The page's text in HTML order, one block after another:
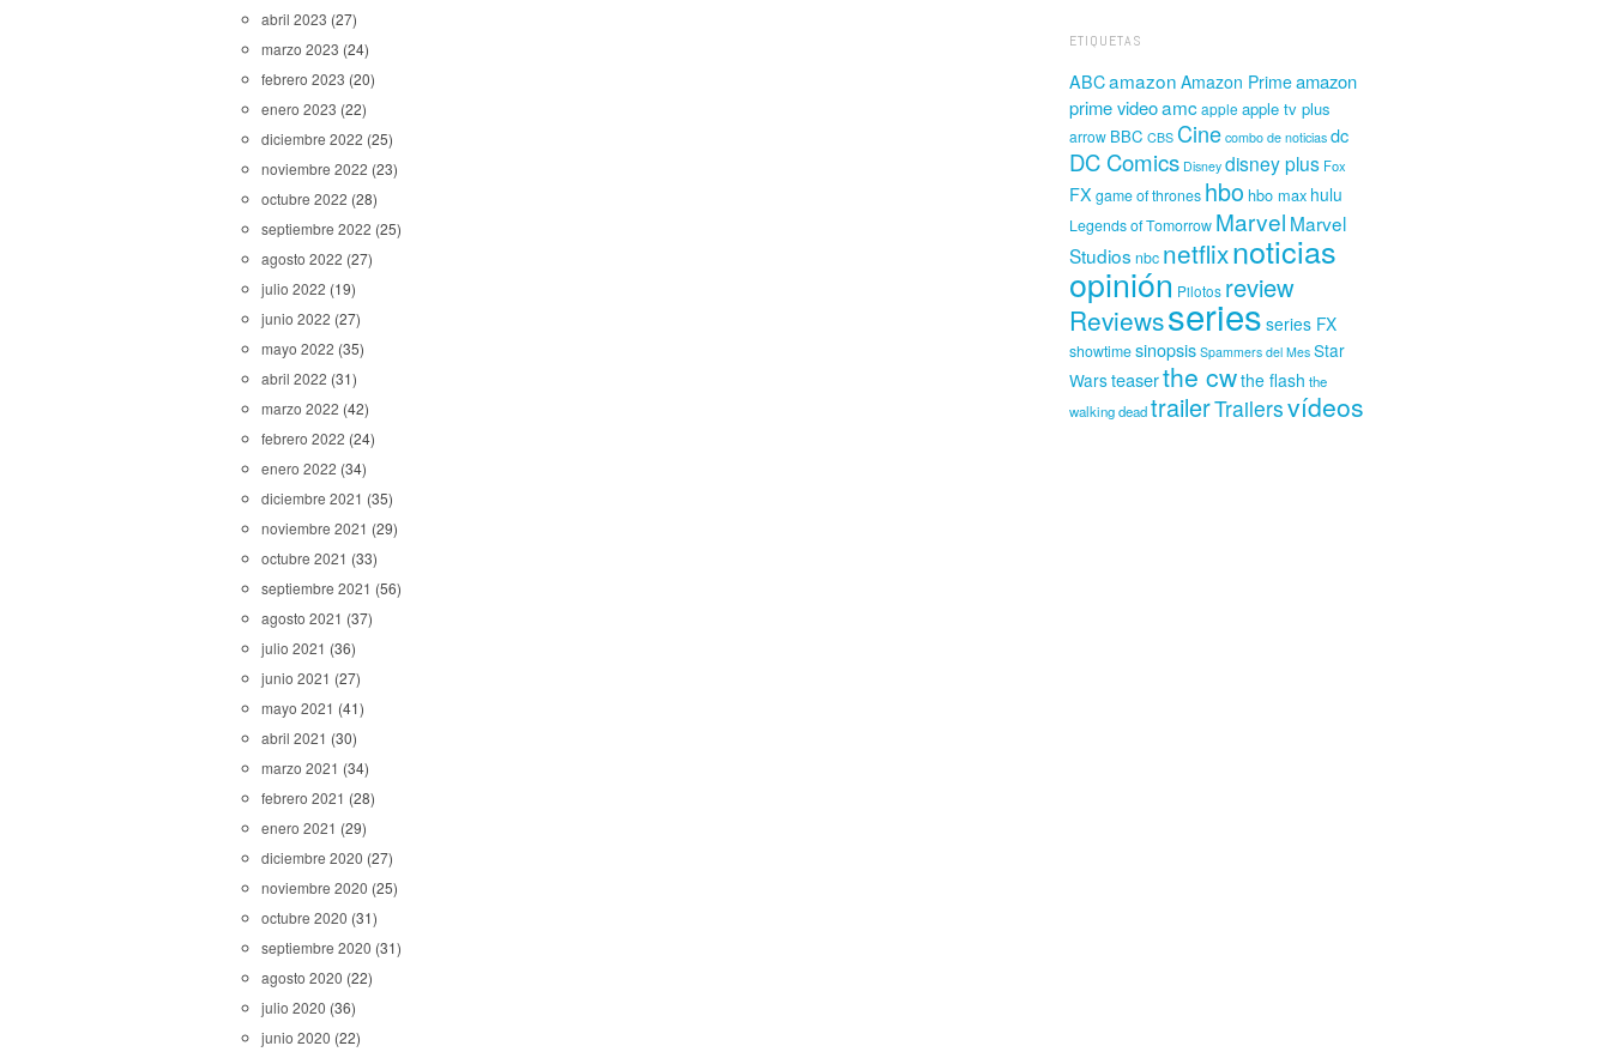
abril 2023 (27)
marzo 2023 (24)
febrero 2023 (20)
enero 2023 (22)
diciembre 2022 (25)
noviembre 2022 (23)
octubre 2022 (28)
septiembre 2022 (25)
agosto 2022 (27)
julio 2022 (19)
junio 2022 (27)
mayo 2022 (35)
abril 2022 (31)
marzo 2022 (42)
febrero 2022 (24)
enero 2022 (34)
diciembre 2021 (35)
noviembre 2021 (29)
octubre 2021 (33)
septiembre 2021 (56)
agosto 2021 (37)
julio 2021 (36)
junio 2021 (27)
mayo 2021 (41)
abril 2021 (30)
marzo 2021 (34)
febrero 2021 (28)
enero 2021 (29)
diciembre 2020 (27)
noviembre 2020 (25)
octubre 2020 (31)
septiembre 2020 (31)
agosto 2020 (22)
julio 2020 (36)
junio 2020 (22)
ETIQUETAS
ABCamazon Amazon Primeamazon
prime videoamcapple apple tv plus
arrow BBC CBS Cine combo de noticias dc
DC Comics Disney disney plus Fox
FX game of thrones hbo hbo max hulu
Legends of Tomorrow Marvel Marvel
Studios nbc netflixnoticias
opinión Pilotos review
Reviewsseries series FX
showtimesinopsis Spammers del Mes Star
Warsteaserthe cwthe flash the
walking deadtrailerTrailersvídeos